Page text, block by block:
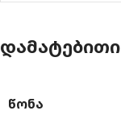
ᲬᲝᲜᲐ